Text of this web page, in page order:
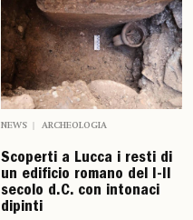
NEWS ARCHEOLOGIA
Scoperti a Lucca i resti di
un edificio romano del I-II
secolo d.C. con intonaci
dipinti